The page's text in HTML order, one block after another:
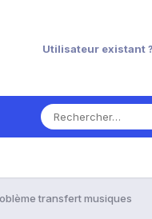
Utilisateur existant
transfert musiques